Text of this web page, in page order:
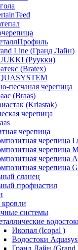
Line (Гранд Лайн)
(Руукки)
(Bratex)
песчаная черепица
(Braas)
(Kriastak)
черепица
черепица
черепица
черепица
черепица
черепица
сланец
профнастил
кровли
системы
Икопал (Icopal )
Водостоки
Гранд Лайн (Grand